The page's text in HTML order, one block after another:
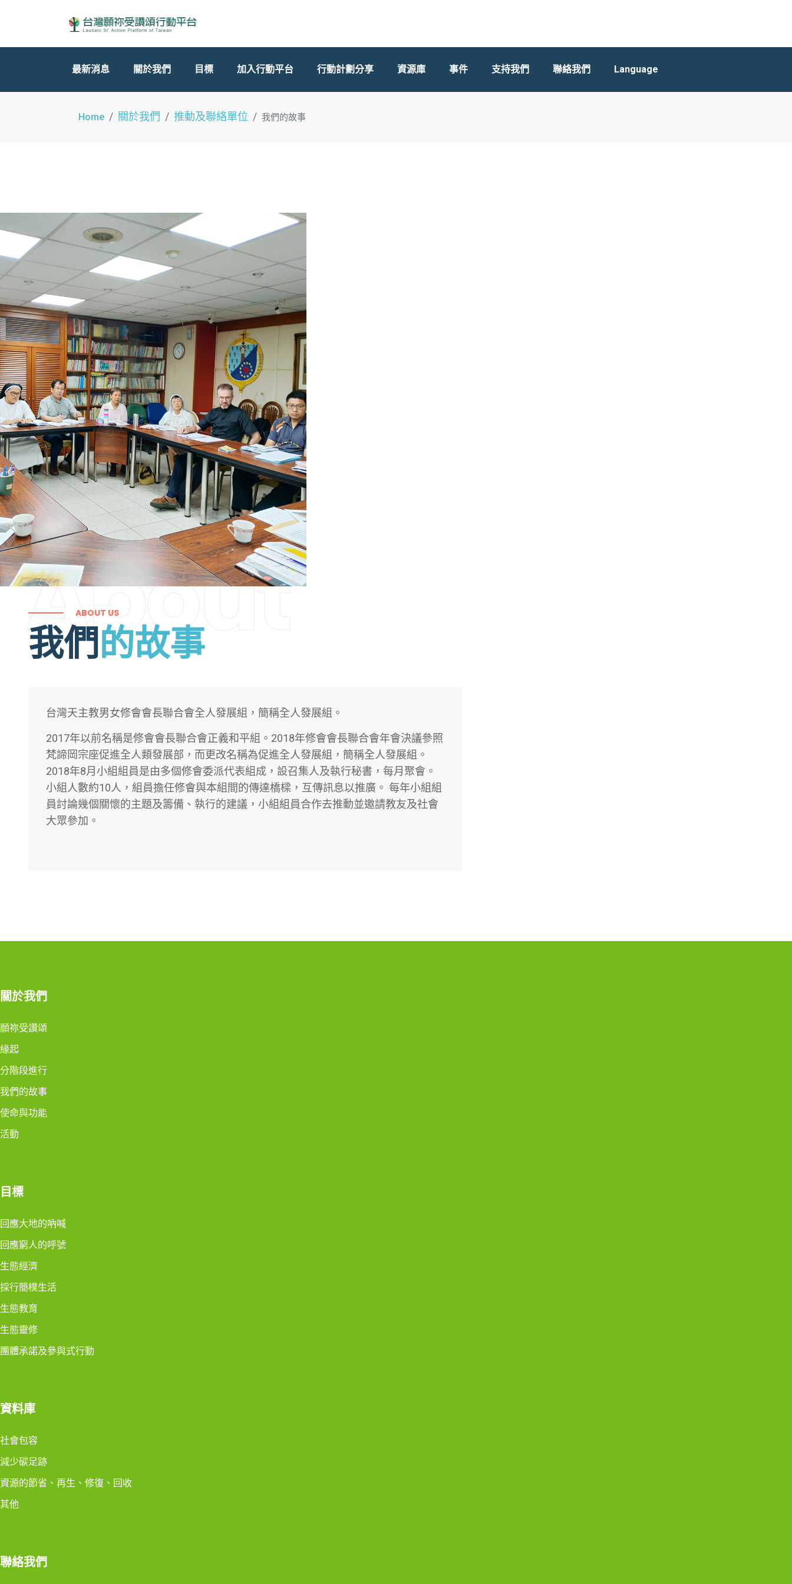
最新消息 關於我們 目標 加入行動平台 行動計劃分享 資源庫 事件 支持我們 聯絡我們 Language
Home 關於我們 推動及聯絡單位 我們的故事
About
ABOUT US
我們的故事
台灣天主教男女修會會長聯合會全人發展組，簡稱全人發展組。
2017年以前名稱是修會會長聯合會正義和平組。2018年修會會長聯合會年會決議參照
梵諦岡宗座促進全人類發展部，而更改名稱為促進全人發展組，簡稱全人發展組。
2018年8月小組組員是由多個修會委派代表組成，設召集人及執行秘書，每月聚會。
小組人數約10人，組員擔任修會與本組間的傳達橋樑，互傳訊息以推廣。 每年小組組
員討論幾個關懷的主題及籌備、執行的建議，小組組員合作去推動並邀請教友及社會
大眾參加。
關於我們
願祢受讚頌
緣起
分階段進行
我們的故事
使命與功能
活動
目標
回應大地的吶喊
回應窮人的呼號
生態經濟
採行簡樸生活
生態教育
生態靈修
團體承諾及參與式行動
資料庫
社會包容
減少碳足跡
資源的節省、再生、修復、回收
其他
聯絡我們